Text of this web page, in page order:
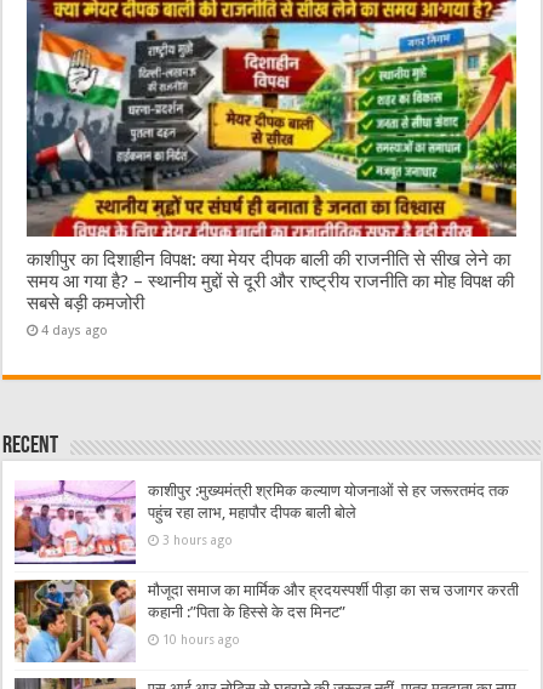
काशीपुर का दिशाहीन विपक्ष: क्या मेयर दीपक बाली की राजनीति से सीख लेने का
समय आ गया है? – स्थानीय मुद्दों से दूरी और राष्ट्रीय राजनीति का मोह विपक्ष की
सबसे बड़ी कमजोरी
4 days ago
Recent
काशीपुर :मुख्यमंत्री श्रमिक कल्याण योजनाओं से हर जरूरतमंद तक
पहुंच रहा लाभ, महापौर दीपक बाली बोले
3 hours ago
मौजूदा समाज का मार्मिक और ह्रदयस्पर्शी पीड़ा का सच उजागर करती
कहानी :”पिता के हिस्से के दस मिनट”
10 hours ago